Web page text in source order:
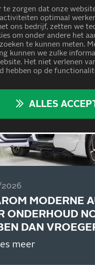
IS
meer
MODERNE
ONDERHOUD
DAN
meer
te zorgen dat onze
optimaal
ons bedrijf, zetten we
om onder andere het
te kunnen meten.
kunnen we zulke
Het niet verlenen
hebben op de
ALLES